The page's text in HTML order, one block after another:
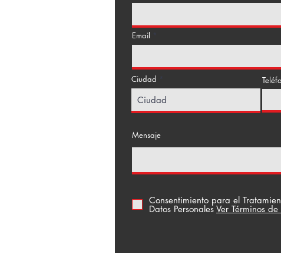
Email
Ciudad
Mensaje
Consentimiento para el
Datos Personales Ver Términos de